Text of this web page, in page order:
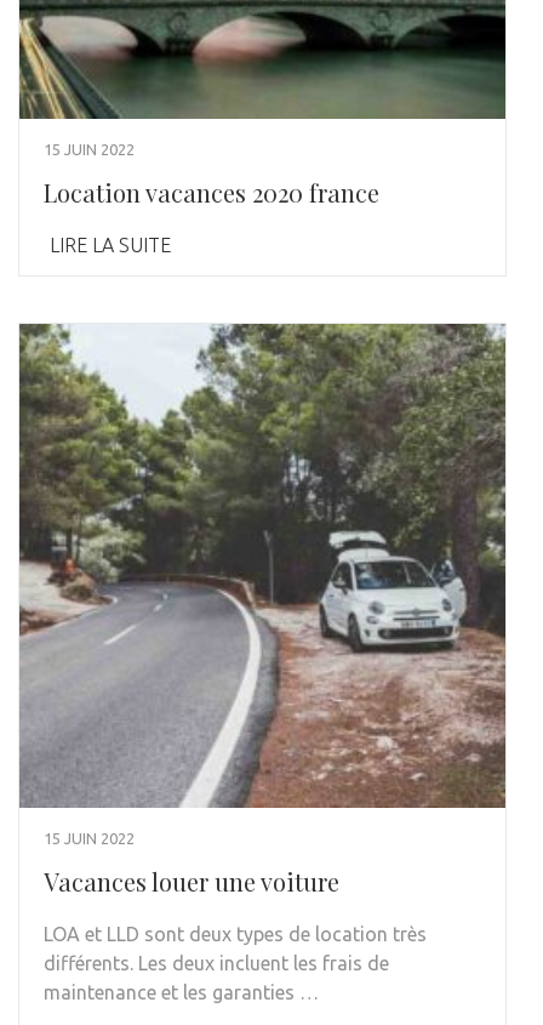
15 JUIN 2022
Location vacances 2020 france
LIRE LA SUITE
15 JUIN 2022
Vacances louer une voiture
LOA et LLD sont deux types de location très
différents. Les deux incluent les frais de
maintenance et les garanties …